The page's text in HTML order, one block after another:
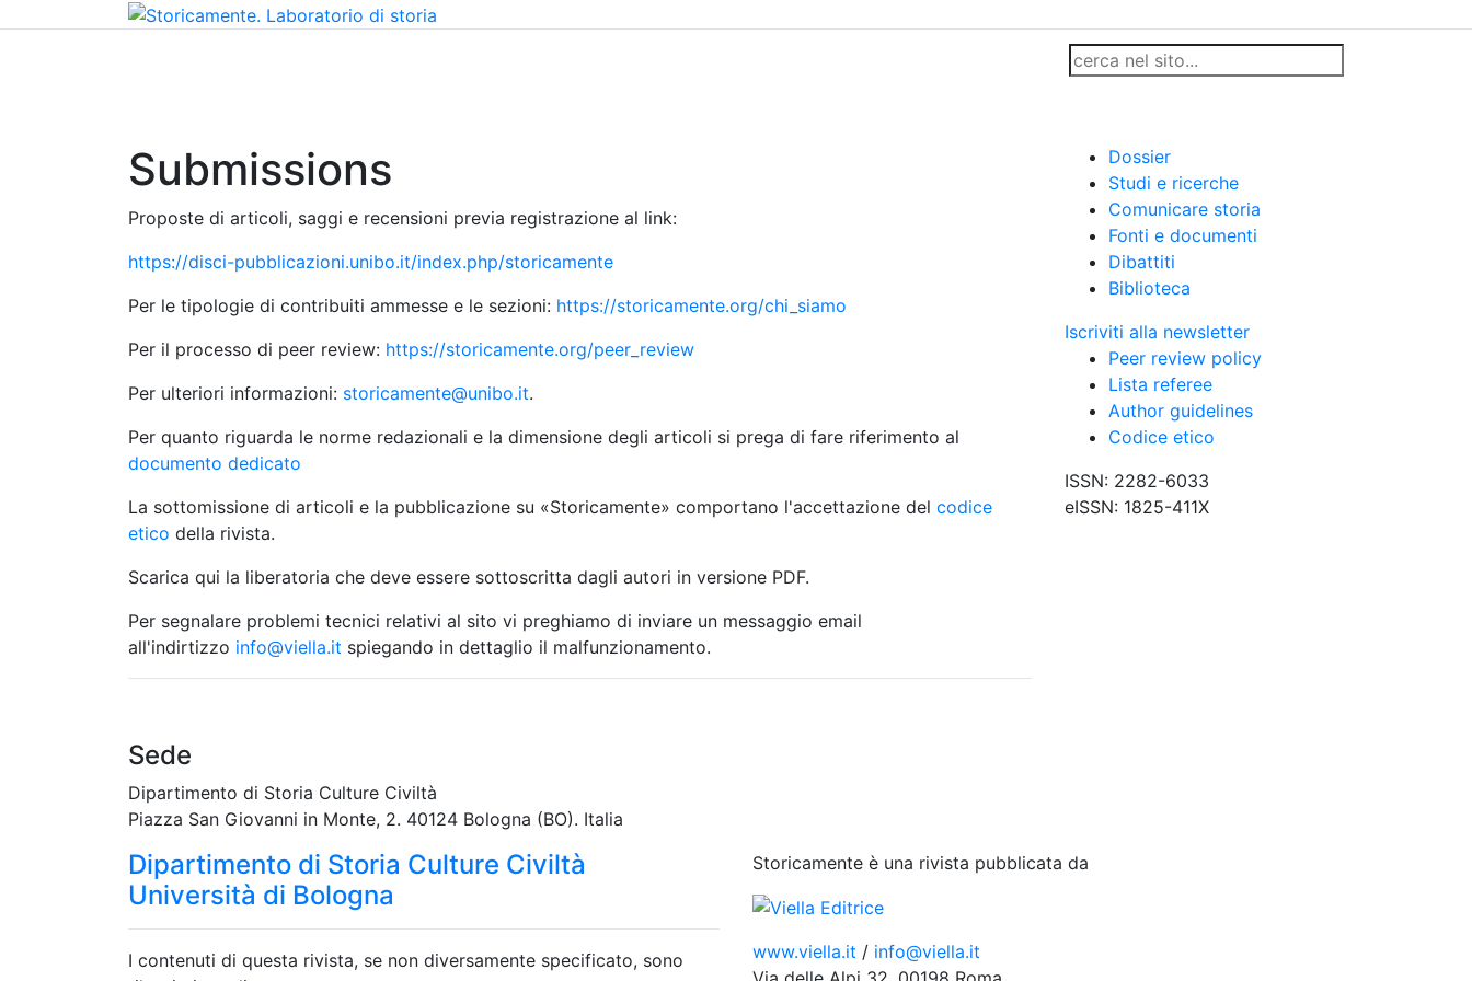
Submissions
Proposte di articoli, saggi e recensioni previa registrazione al link:
https://disci-pubblicazioni.unibo.it/index.php/storicamente
Per le tipologie di contribuiti ammesse e le sezioni: https://storicamente.org/chi_siamo
Per il processo di peer review: https://storicamente.org/peer_review
Per ulteriori informazioni: storicamente@unibo.it.
Per quanto riguarda le norme redazionali e la dimensione degli articoli si prega di fare riferimento al
documento dedicato
La sottomissione di articoli e la pubblicazione su «Storicamente» comportano l'accettazione del codice
etico della rivista.
Scarica qui la liberatoria che deve essere sottoscritta dagli autori in versione PDF.
Per segnalare problemi tecnici relativi al sito vi preghiamo di inviare un messaggio email
all'indirtizzo info@viella.it spiegando in dettaglio il malfunzionamento.
Sede
Dipartimento di Storia Culture Civiltà
Piazza San Giovanni in Monte, 2. 40124 Bologna (BO). Italia
Dossier
Studi e ricerche
Comunicare storia
Fonti e documenti
Dibattiti
Biblioteca
Iscriviti alla newsletter
Peer review policy
Lista referee
Author guidelines
Codice etico
ISSN: 2282-6033
eISSN: 1825-411X
Dipartimento di Storia Culture Civiltà
Università di Bologna
I contenuti di questa rivista, se non diversamente specificato, sono
Storicamente è una rivista pubblicata da
www.viella.it / info@viella.it